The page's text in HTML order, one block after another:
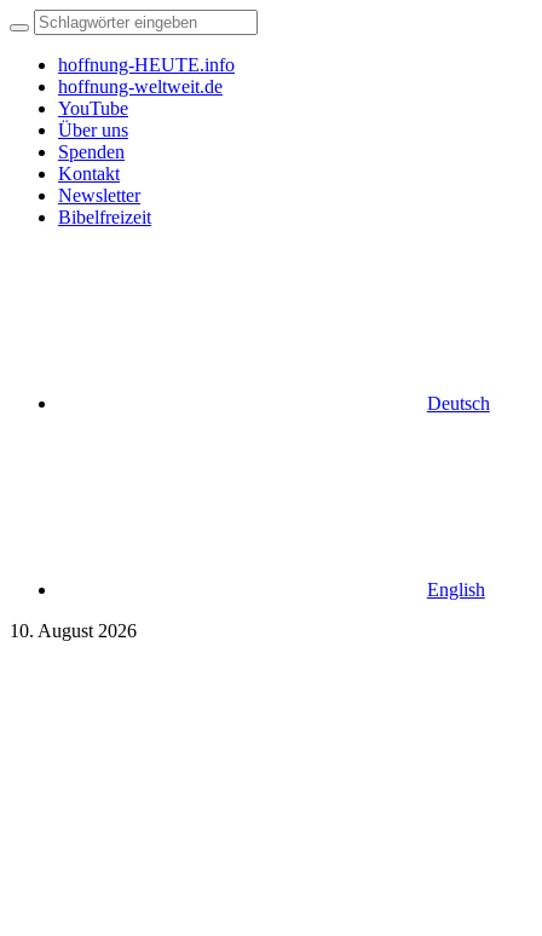
hoffnung-HEUTE.info
hoffnung-weltweit.de
YouTube
Über uns
Spenden
Kontakt
Newsletter
Bibelfreizeit
Deutsch
English
10. August 2026